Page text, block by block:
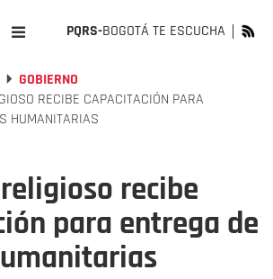
PQRS-BOGOTÁ TE ESCUCHA
GOBIERNO
RECIBE CAPACITACIÓN PARA
HUMANITARIAS
recibe
para entrega de